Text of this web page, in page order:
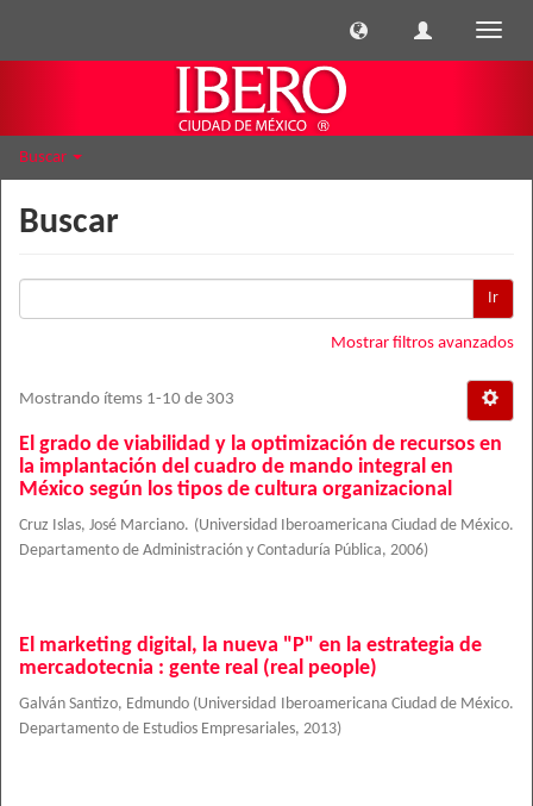
Buscar
Buscar
Ir
Mostrar filtros avanzados
Mostrando ítems 1-10 de 303
El grado de viabilidad y la optimización de recursos en
la implantación del cuadro de mando integral en
México según los tipos de cultura organizacional
Cruz Islas, José Marciano. (Universidad Iberoamericana Ciudad de México.
Departamento de Administración y Contaduría Pública, 2006)
El marketing digital, la nueva "P" en la estrategia de
mercadotecnia : gente real (real people)
Galván Santizo, Edmundo (Universidad Iberoamericana Ciudad de México.
Departamento de Estudios Empresariales, 2013)